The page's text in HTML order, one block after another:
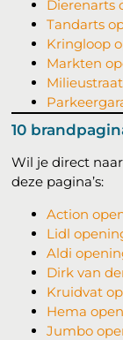
Dierenarts
Tandarts
Kringloop
Markten
10
Wil je direct
deze pagina’s:
Action
Lidl
Aldi
Dirk van
Kruidvat
Hema
Jumbo